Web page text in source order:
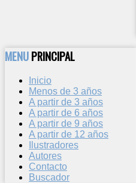
MENUPRINCIPAL
Inicio
Menos de 3 años
A partir de 3 años
A partir de 6 años
A partir de 9 años
A partir de 12 años
Ilustradores
Autores
Contacto
Buscador